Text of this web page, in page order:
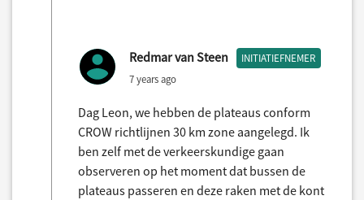
Redmar van Steen INITIATIEFNEMER
7 years ago
Dag Leon, we hebben de plateaus conform
CROW richtlijnen 30 km zone aangelegd. Ik
ben zelf met de verkeerskundige gaan
observeren op het moment dat bussen de
plateaus passeren en deze raken met de kont